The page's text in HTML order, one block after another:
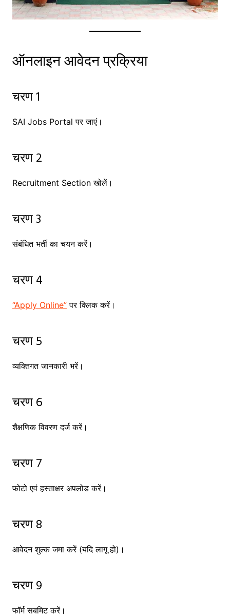
ऑनलाइन आवेदन प्रक्रिया
चरण 1
SAI Jobs Portal पर जाएं।
चरण 2
Recruitment Section खोलें।
चरण 3
संबंधित भर्ती का चयन करें।
चरण 4
“Apply Online”पर क्लिक करें।
चरण 5
व्यक्तिगत जानकारी भरें।
चरण 6
शैक्षणिक विवरण दर्ज करें।
चरण 7
फोटो एवं हस्ताक्षर अपलोड करें।
चरण 8
आवेदन शुल्क जमा करें (यदि लागू हो)।
चरण 9
फॉर्म सबमिट करें।